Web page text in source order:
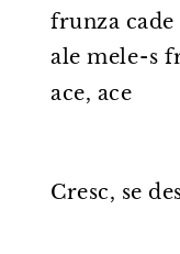
frunza cade
ale mele⁠-⁠s
ace, ace
Cresc, se